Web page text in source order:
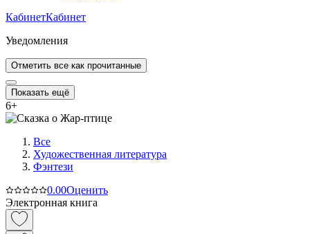
КабинетКабинет
Уведомления
Отметить все как прочитанные
Показать ещё
6+
Все
Художественная литература
Фэнтези
0.00Оценить
Электронная книга